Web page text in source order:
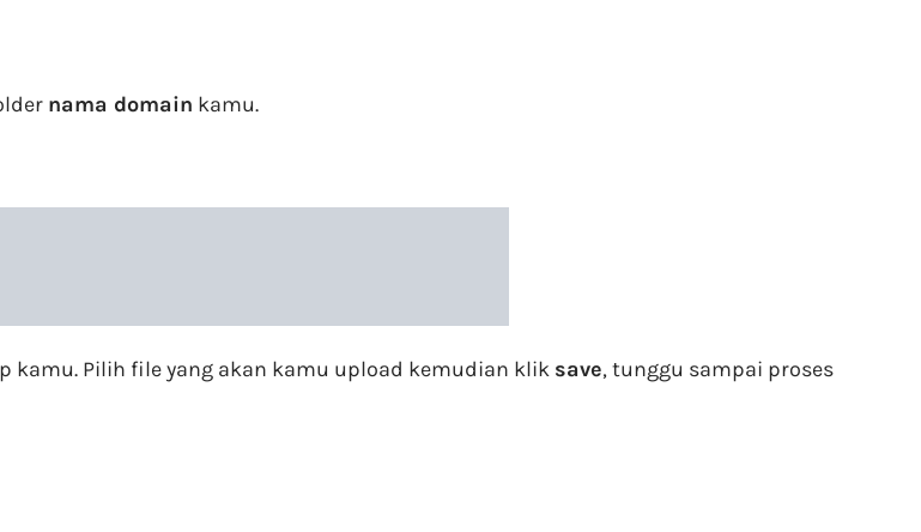
nama domain kamu.
kamu. Pilih file yang akan kamu upload kemudian klik save, tunggu sampai proses